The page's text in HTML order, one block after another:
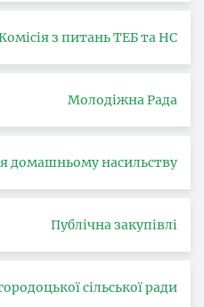
з питань ТЕБ та НС
Молодіжна Рада
домашньому насильству
Публічна закупівлі
сільської ради